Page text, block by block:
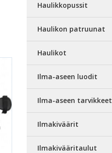
Haulikkopussit
Haulikon patruunat
Haulikot
Ilma-aseen luodit
Ilma-aseen tarvikkeet
Ilmakiväärit
Ilmakivääritaulut